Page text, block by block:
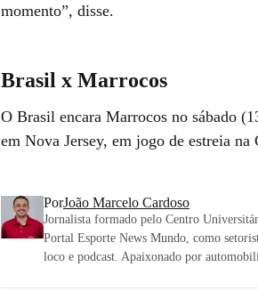
momento”, disse.
Brasil x Marrocos
O Brasil encara Marrocos no sábado
em Nova Jersey, em jogo de estreia
PorJoão Marcelo Cardoso
Jornalista formado pelo Centro
Portal Esporte News Mundo, como
loco e podcast. Apaixonado por